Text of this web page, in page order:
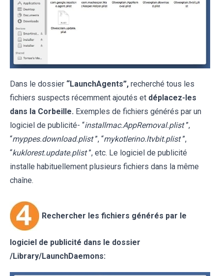
Dans le dossier “LaunchAgents”, recherché tous les
fichiers suspects récemment ajoutés et déplacez-les
dans la Corbeille. Exemples de fichiers générés par un
logiciel de publicité- “installmac.AppRemoval.plist ”,
“myppes.download.plist ”, “mykotlerino.ltvbit.plist ”,
“kuklorest.update.plist ”, etc. Le logiciel de publicité
installe habituellement plusieurs fichiers dans la même
chaîne.
Rechercher les fichiers générés par le
logiciel de publicité dans le dossier
/Library/LaunchDaemons: